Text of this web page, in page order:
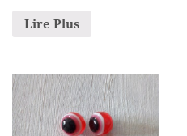
Lire Plus